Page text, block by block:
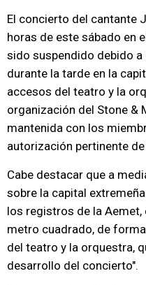
El concierto del cantante
horas de este sábado en
sido suspendido debido
durante la tarde en la
accesos del teatro y la
organización del Stone &
mantenida con los
autorización pertinente
Cabe destacar que a
sobre la capital
los registros de la
metro cuadrado, de
del teatro y la orquestra,
desarrollo del concierto".